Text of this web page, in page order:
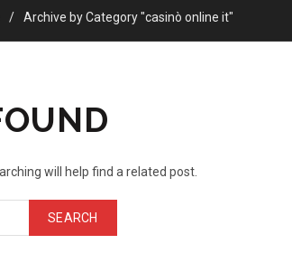
Archive by Category "casinò online it"
will help find a related post.
SEARCH